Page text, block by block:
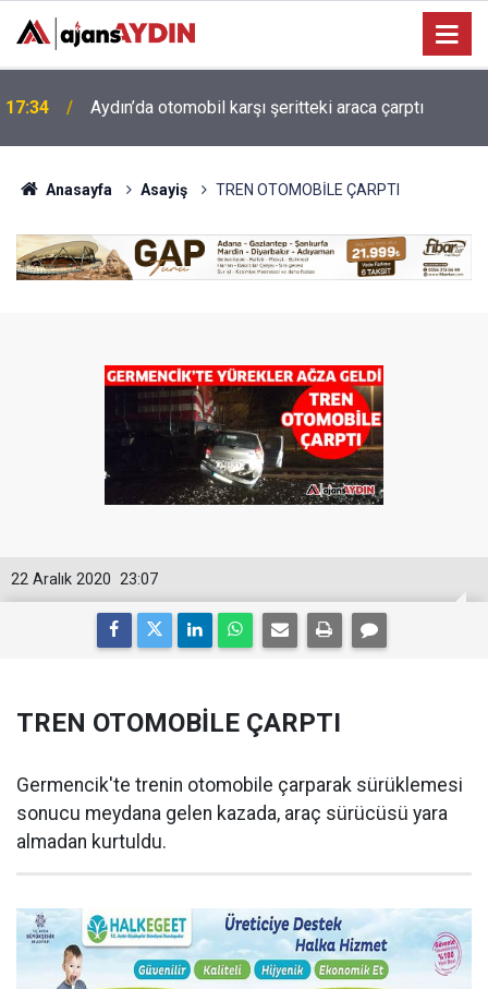
16:07
hazırlanıyor
Anasayfa Asayiş TREN OTOMOBİLE ÇARPTI
23:07
22 Aralık 2020
TREN OTOMOBİLE ÇARPTI
Germencik'te trenin otomobile çarparak sürüklemesi
sonucu meydana gelen kazada, araç sürücüsü yara
almadan kurtuldu.